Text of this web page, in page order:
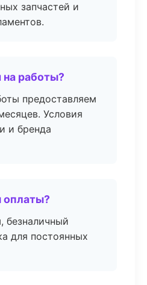
запчастей и
на работы?
предоставляем
Условия
и бренда
оплаты?
безналичный
для постоянных